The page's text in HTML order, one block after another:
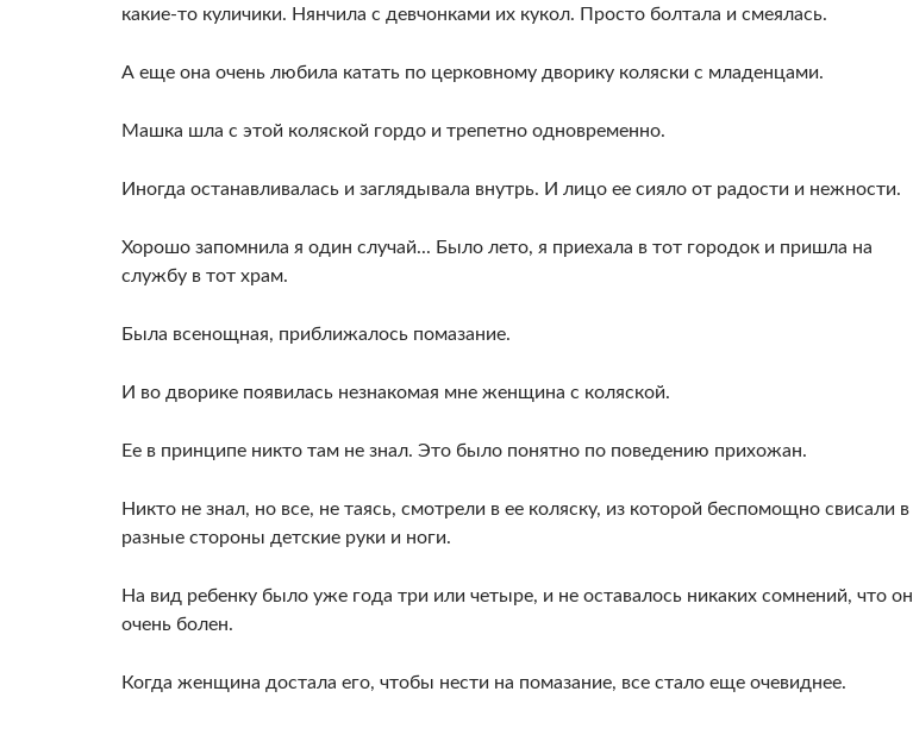
какие-то куличики. Нянчила с девчонками их кукол. Просто болтала и смеялась.
А еще она очень любила катать по церковному дворику коляски с младенцами.
Машка шла с этой коляской гордо и трепетно одновременно.
Иногда останавливалась и заглядывала внутрь. И лицо ее сияло от радости и нежности.
Хорошо запомнила я один случай... Было лето, я приехала в тот городок и пришла на
службу в тот храм.
Была всенощная, приближалось помазание.
И во дворике появилась незнакомая мне женщина с коляской.
Ее в принципе никто там не знал. Это было понятно по поведению прихожан.
Никто не знал, но все, не таясь, смотрели в ее коляску, из которой беспомощно свисали в
разные стороны детские руки и ноги.
На вид ребенку было уже года три или четыре, и не оставалось никаких сомнений, что он
очень болен.
Когда женщина достала его, чтобы нести на помазание, все стало еще очевиднее.